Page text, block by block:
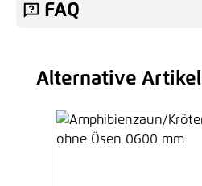
FAQ
Produktgalerie überspringen
Alternative Artikel